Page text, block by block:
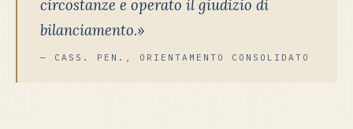
circostanze e operato il giudizio di
bilanciamento.»
— CASS. PEN., ORIENTAMENTO CONSOLIDATO